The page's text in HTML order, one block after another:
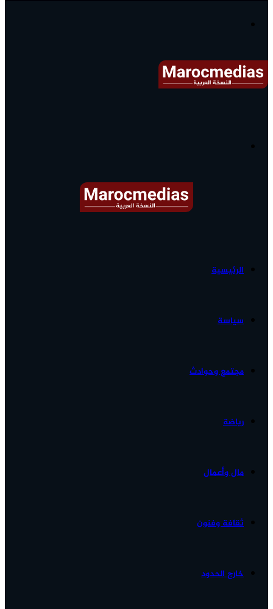
الرئيسية
سياسة
مجتمع وحوادث
رياضة
مال وأعمال
ثقافة وفنون
خارج الحدود